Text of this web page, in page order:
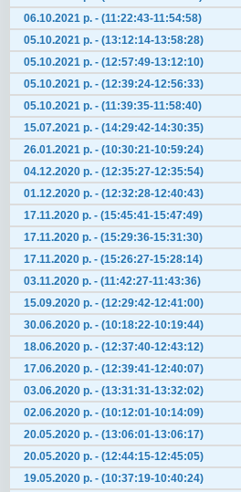
06.10.2021 р. - (11:22:43-11:54:58)
05.10.2021 р. - (13:12:14-13:58:28)
05.10.2021 р. - (12:57:49-13:12:10)
05.10.2021 р. - (12:39:24-12:56:33)
05.10.2021 р. - (11:39:35-11:58:40)
15.07.2021 р. - (14:29:42-14:30:35)
26.01.2021 р. - (10:30:21-10:59:24)
04.12.2020 р. - (12:35:27-12:35:54)
01.12.2020 р. - (12:32:28-12:40:43)
17.11.2020 р. - (15:45:41-15:47:49)
17.11.2020 р. - (15:29:36-15:31:30)
17.11.2020 р. - (15:26:27-15:28:14)
03.11.2020 р. - (11:42:27-11:43:36)
15.09.2020 р. - (12:29:42-12:41:00)
30.06.2020 р. - (10:18:22-10:19:44)
18.06.2020 р. - (12:37:40-12:43:12)
17.06.2020 р. - (12:39:41-12:40:07)
03.06.2020 р. - (13:31:31-13:32:02)
02.06.2020 р. - (10:12:01-10:14:09)
20.05.2020 р. - (13:06:01-13:06:17)
20.05.2020 р. - (12:44:15-12:45:05)
19.05.2020 р. - (10:37:19-10:40:24)